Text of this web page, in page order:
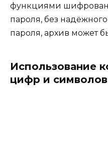
функциями
пароля, без
пароля, архив может
Использование
цифр и символов